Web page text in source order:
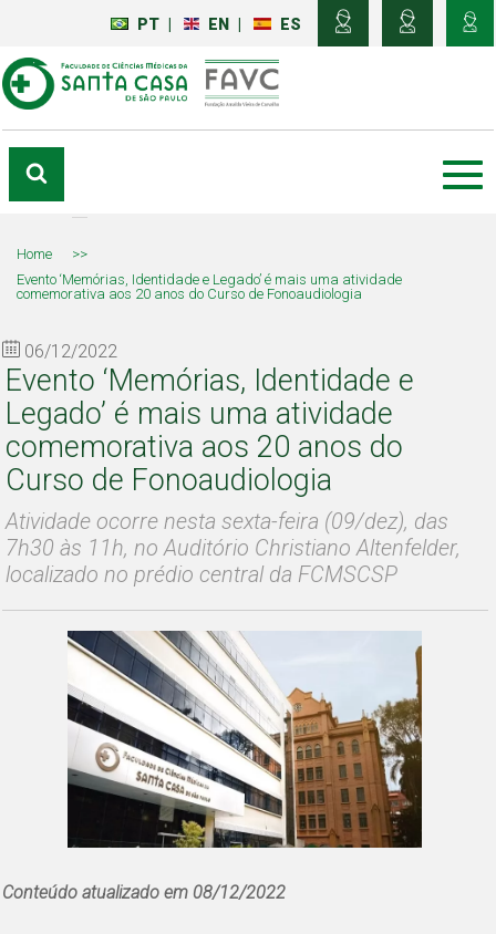
PT EN ES
Home
>>
Evento ‘Memórias, Identidade e Legado’ é mais uma atividade
comemorativa aos 20 anos do Curso de Fonoaudiologia
06/12/2022
Evento ‘Memórias, Identidade e
Legado’ é mais uma atividade
comemorativa aos 20 anos do
Curso de Fonoaudiologia
Atividade ocorre nesta sexta-feira (09/dez), das
7h30 às 11h, no Auditório Christiano Altenfelder,
localizado no prédio central da FCMSCSP
Conteúdo atualizado em 08/12/2022